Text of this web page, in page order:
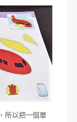
所以把一個單